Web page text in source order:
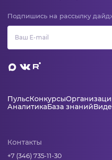
Подпишись на рассылку
ПульсКонкурсы
АналитикаБаза знаний
Контакты
+7 (346) 735-11-30